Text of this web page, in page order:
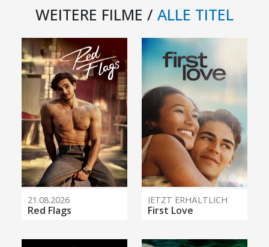
WEITERE FILME / ALLE TITEL
21.08.2026
Red Flags
JETZT ERHÄLTLICH
First Love